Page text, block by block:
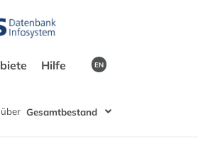
Hilfe EN
Gesamtbestand